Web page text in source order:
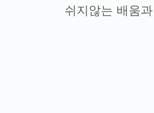
쉬지않는 배움